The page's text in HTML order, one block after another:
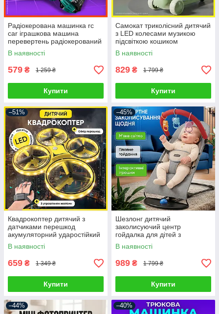
Радіокерована машинка rc
car іграшкова машина
перевертень радіокерований
автомобіль для дітей трюкова
з жестовим браслетом
В наявності
579 ₴ 1 259 ₴
Купити
Самокат триколісний дитячий
з LED колесами музикою
підсвіткою кошиком
регульоване кермо ніжне
гальмо складний транспорт
В наявності
829 ₴ 1 799 ₴
Купити
–51%
Квадрокоптер дитячий з
датчиками перешкод
акумуляторний ударостійкий
дрон керований жестами
управління браслетом
В наявності
659 ₴ 1 349 ₴
Купити
–45%
Шезлонг дитячий
заколисуючий центр
гойдалка для дітей з
іграшками світлом гойдалки
для немовлят заколисуюче
В наявності
989 ₴ 1 799 ₴
Купити
–44% –40%